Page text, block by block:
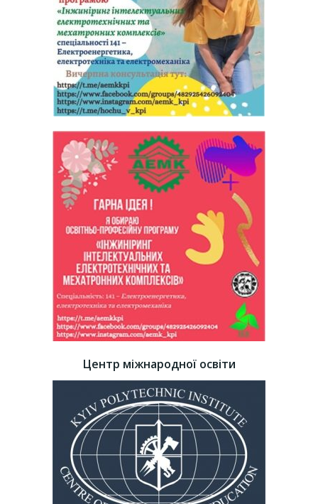
Центр міжнародної освіти